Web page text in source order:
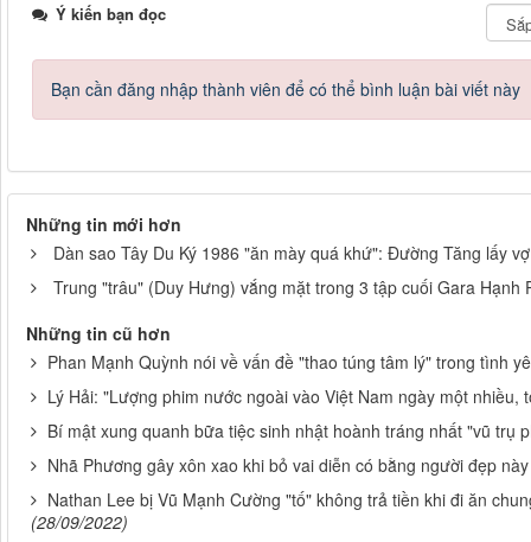
Ý kiến bạn đọc
Bạn cần đăng nhập thành viên để có thể bình luận bài viết này
Những tin mới hơn
Dàn sao Tây Du Ký 1986 "ăn mày quá khứ": Đường Tăng lấy
Trung "trâu" (Duy Hưng) vắng mặt trong 3 tập cuối Gara Hạnh
Những tin cũ hơn
Phan Mạnh Quỳnh nói về vấn đề "thao túng tâm lý" trong tình
Lý Hải: "Lượng phim nước ngoài vào Việt Nam ngày một nhiều,
Bí mật xung quanh bữa tiệc sinh nhật hoành tráng nhất "vũ trụ
Nhã Phương gây xôn xao khi bỏ vai diễn có bằng người đẹp
Nathan Lee bị Vũ Mạnh Cường "tố" không trả tiền khi đi ăn
(28/09/2022)